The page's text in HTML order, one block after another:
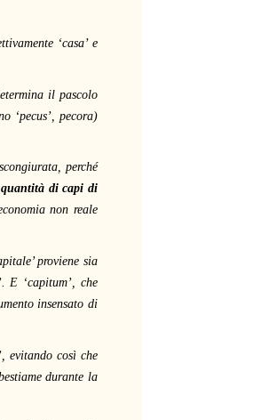
‘casa’ e
il pascolo
‘pecus’, pecora)
perché
quantità di capi di
non reale
proviene sia
E ‘capitum’, che
insensato di
evitando così che
durante la